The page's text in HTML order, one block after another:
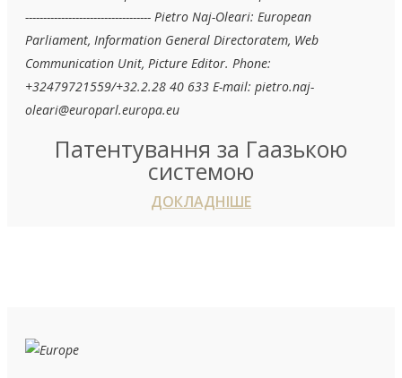
Патентування за Гаазькою
системою
ДОКЛАДНІШЕ